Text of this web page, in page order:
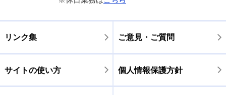
リンク集 ご意見・ご質問
サイトの使い方 個人情報保護方針